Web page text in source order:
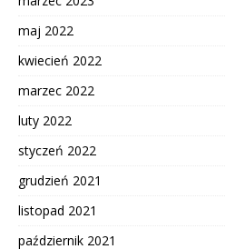
maj 2022
kwiecień 2022
marzec 2022
luty 2022
styczeń 2022
grudzień 2021
listopad 2021
październik 2021